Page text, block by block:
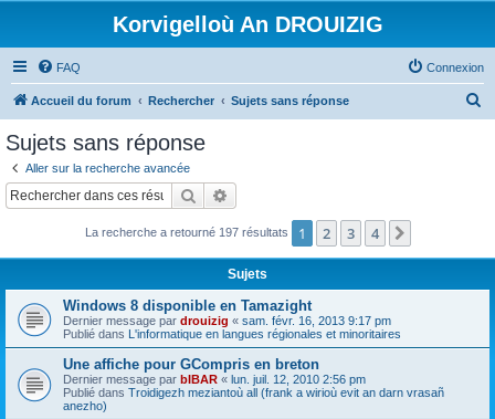
Korvigelloù An DROUIZIG
FAQ Connexion
Accueil du forum Rechercher Sujets sans réponse
c
Sujets sans réponse
Aller sur la recherche avancée
Rechercher
La recherche a retourné 197 résultats 1 2 3 4
Sujets
Windows 8 disponible en Tamazight
Dernier message par drouizig « sam. févr. 16, 2013 9:17 pm
Publié dans L'informatique en langues régionales et minoritaires
Une affiche pour GCompris en breton
Dernier message par bIBAR « lun. juil. 12, 2010 2:56 pm
Publié dans Troidigezh meziantoù all (frank a wirioù evit an darn vrasañ
anezho)